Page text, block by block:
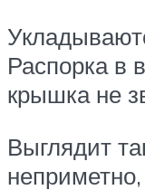
Распорка в
крышка не
Выглядит